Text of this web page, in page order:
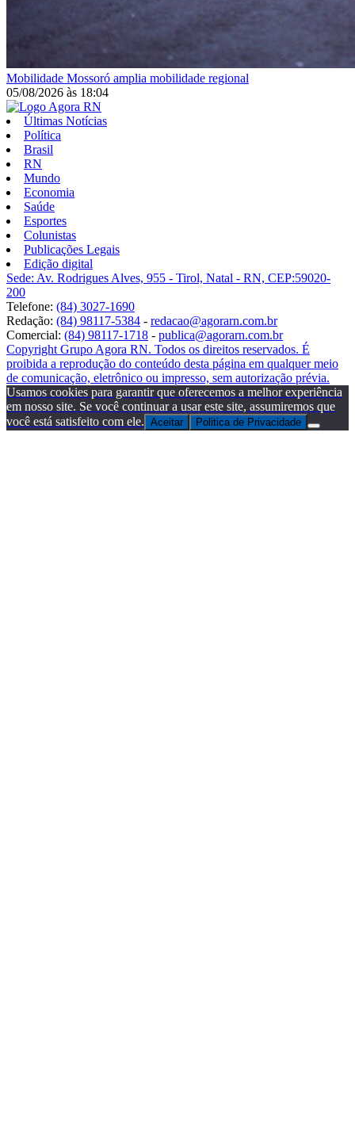
Mobilidade Mossoró amplia mobilidade regional
05/08/2026 às 18:04
Últimas Notícias
Política
Brasil
RN
Mundo
Economia
Saúde
Esportes
Colunistas
Publicações Legais
Edição digital
Sede: Av. Rodrigues Alves, 955 - Tirol, Natal - RN, CEP:59020-
200
Telefone: (84) 3027-1690
Redação: (84) 98117-5384 - redacao@agorarn.com.br
Comercial: (84) 98117-1718 - publica@agorarn.com.br
Copyright Grupo Agora RN. Todos os direitos reservados. É
proibida a reprodução do conteúdo desta página em qualquer meio
de comunicação, eletrônico ou impresso, sem autorização prévia.
Usamos cookies para garantir que oferecemos a melhor experiência
em nosso site. Se você continuar a usar este site, assumiremos que
você está satisfeito com ele. Aceitar Politica de Privacidade